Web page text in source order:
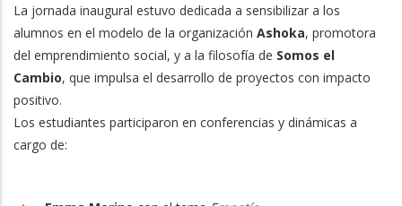
La jornada inaugural estuvo dedicada a sensibilizar a los
alumnos en el modelo de la organización Ashoka, promotora
del emprendimiento social, y a la filosofía de Somos el
Cambio, que impulsa el desarrollo de proyectos con impacto
positivo.
Los estudiantes participaron en conferencias y dinámicas a
cargo de: